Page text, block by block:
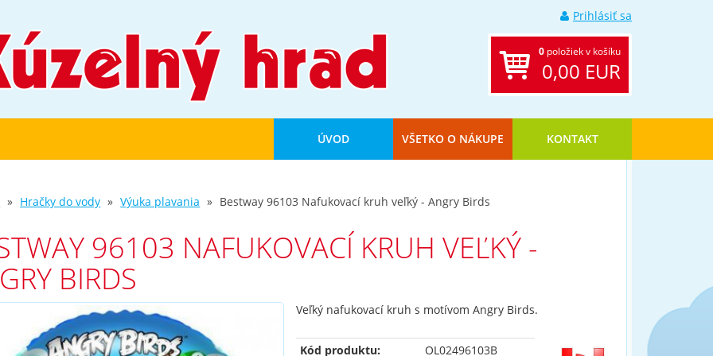
Prihlásiť sa
0 položiek v košíku
0,00 EUR
ÚVOD VŠETKO O NÁKUPE KONTAKT
Hračky do vody Výuka plavania Bestway 96103 Nafukovací kruh veľký - Angry Birds
96103 NAFUKOVACÍ KRUH VEĽKÝ -
BIRDS
Veľký nafukovací kruh s motívom Angry Birds.
Kód produktu:
OL02496103B